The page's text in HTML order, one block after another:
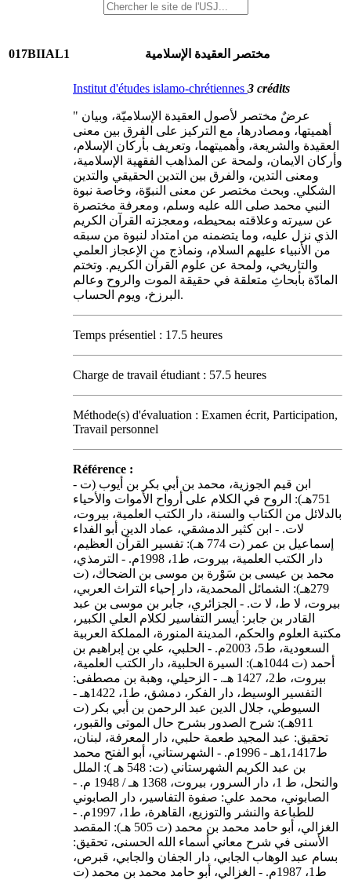
017BIIAL1 مختصر العقيدة الإسلامية
Institut d'études islamo-chrétiennes 3 crédits
" عرضٌ مختصر لأصول العقيدة الإسلاميّة، وبيان
أهميتها، ومصادرها، مع التركيز على الفرق بين معنى
العقيدة والشريعة، وأهميتهما، وتعريف بأركان الإسلام،
وأركان الايمان، ولمحة عن المذاهب الفقهية الإسلامية،
ومعنى التدين، والفرق بين التدين الحقيقي والتدين
الشكلي. وبحث مختصر عن معنى النبوّة، وخاصة نبوة
النبي محمد صلى الله عليه وسلم، ومعرفة مختصرة
عن سيرته وعلاقته بمحيطه، ومعجزته القرآن الكريم
الذي نزل عليه، وما يتضمنه من امتداد لنبوة من سبقه
من الأنبياء عليهم السلام، ونماذج من الإعجاز العلمي
والتاريخي، ولمحة عن علوم القرآن الكريم. وتختم
المادّة بأبحاثِ متعلقة في حقيقة الموت والروح وعالم
البرزخ، ويوم الحساب.
Temps présentiel : 17.5 heures
Charge de travail étudiant : 57.5 heures
Méthode(s) d'évaluation : Examen écrit, Participation,
Travail personnel
Référence :
- ابن قيم الجوزية، محمد بن أبي بكر بن أيوب (ت
751هـ): الروح في الكلام على أرواح الأموات والأحياء
بالدلائل من الكتاب والسنة، دار الكتب العلمية، بيروت،
لات. - ابن كثير الدمشقي، عماد الدين أبو الفداء
إسماعيل بن عمر (ت 774 هـ): تفسير القرآن العظيم،
دار الكتب العلمية، بيروت، ط1، 1998م. - الترمذي،
محمد بن عيسى بن سَوْرة بن موسى بن الضحاك، (ت
279هـ): الشمائل المحمدية، دار إحياء التراث العربي،
بيروت، لا ط، لا ت. - الجزائري، جابر بن موسى بن عبد
القادر بن جابر: أيسر التفاسير لكلام العلي الكبير،
مكتبة العلوم والحكم، المدينة المنورة، المملكة العربية
السعودية، ط5، 2003م. - الحلبي، علي بن إبراهيم بن
أحمد (ت 1044هـ): السيرة الحلبية، دار الكتب العلمية،
بيروت، ط2، 1427 هـ. - الزحيلي، وهبة بن مصطفى:
التفسير الوسيط، دار الفكر، دمشق، ط1، 1422هـ -
السيوطي، جلال الدين عبد الرحمن بن أبي بكر (ت
911هـ): شرح الصدور بشرح حال الموتى والقبور،
تحقيق: عبد المجيد طعمة حلبي، دار المعرفة، لبنان،
ط1،1417هـ - 1996م. - الشهرستاني، أبو الفتح محمد
بن عبد الكريم الشهرستاني (ت: 548 هـ ): الملل
والنحل، ط 1، دار السرور، بيروت، 1368 هـ / 1948 م. -
الصابوني، محمد علي: صفوة التفاسير، دار الصابوني
للطباعة والنشر والتوزيع، القاهرة، ط1، 1997م. -
الغزالي، أبو حامد محمد بن محمد (ت 505 هـ): المقصد
الأسنى في شرح معاني أسماء الله الحسنى، تحقيق:
بسام عبد الوهاب الجابي، دار الجفان والجابي، قبرص،
ط1، 1987م. - الغزالي، أبو حامد محمد بن محمد (ت